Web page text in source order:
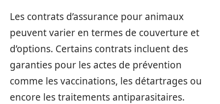
Les contrats d’assurance pour animaux
peuvent varier en termes de couverture et
d’options. Certains contrats incluent des
garanties pour les actes de prévention
comme les vaccinations, les détartrages ou
encore les traitements antiparasitaires.